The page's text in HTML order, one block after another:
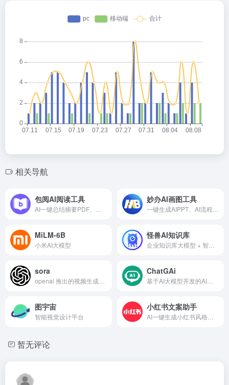
o
相关导航
包阅AI阅读工具 妙办AI画图工具
MiLM-6B
小米AI大模型
怪兽AI知识库
sora ChatGAi
图宇宙
智能视觉设计平台
小红书文案助手
暂无评论